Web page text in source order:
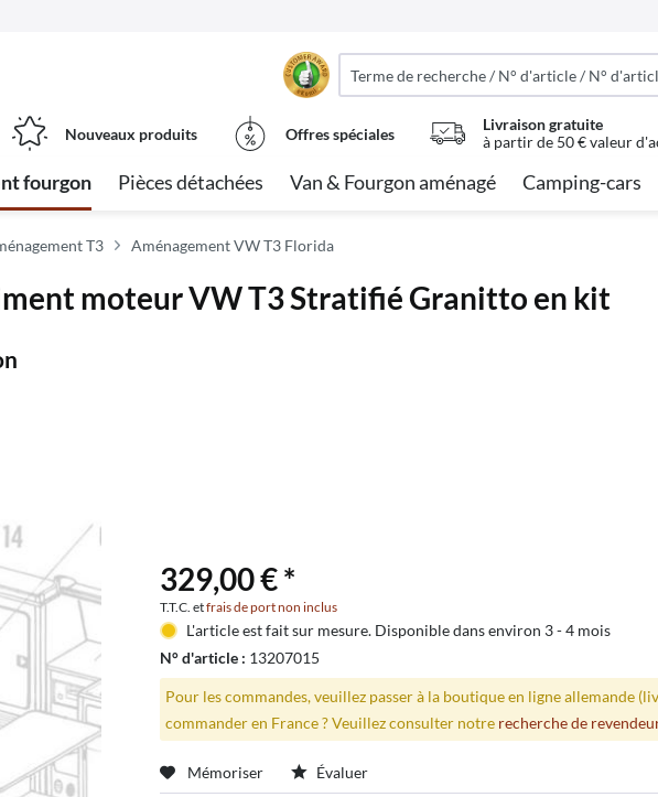
Nouveaux produits Offres spéciales
Livraison gratuite
à partir de 50 € valeur
fourgon Pièces détachées Van & Fourgon aménagé Camping-cars
T3 Aménagement VW T3 Florida
moteur VW T3 Stratifié Granitto en kit
329,00 € *
T.T.C. etfrais de port non inclus
L'article est fait sur mesure. Disponible dans environ 3 - 4 mois
N° d'article : 13207015
Pour les commandes, veuillez passer à la boutique en ligne allemande
commander en France ? Veuillez consulter notre recherche de
Mémoriser Évaluer